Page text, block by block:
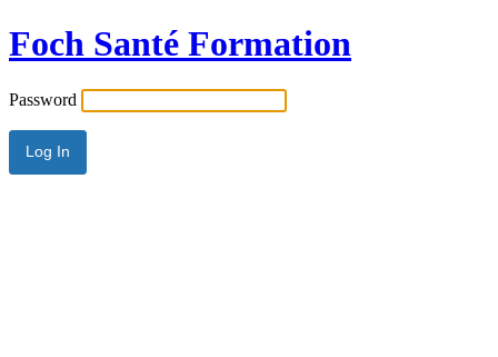
Foch Santé Formation
Password